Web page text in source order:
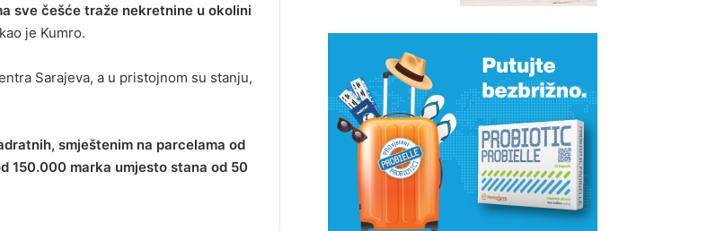
sve češće traže nekretnine u okolini
je Kumro.
Sarajeva, a u pristojnom su stanju,
smještenim na parcelama od
150.000 marka umjesto stana od 50